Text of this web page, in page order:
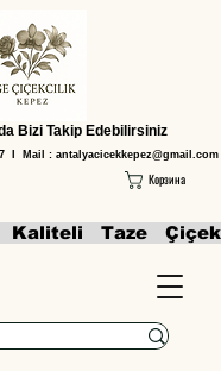
Корзина
I Mail : antalyacicekkepez@gmail.com
Kaliteli   Taze
Bizi Takip Edebilirsiniz